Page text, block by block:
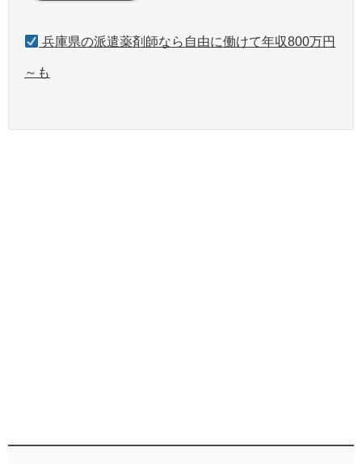
兵庫県の派遣薬剤師なら自由に働けて年収800万円
～も